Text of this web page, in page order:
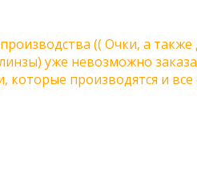
(( Очки, а
уже невозможно
производятся и